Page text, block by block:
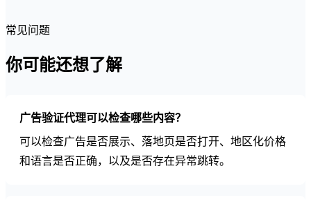
常见问题
你可能还想了解
广告验证代理可以检查哪些内容？
可以检查广告是否展示、落地页是否打开、地区化价格
和语言是否正确，以及是否存在异常跳转。